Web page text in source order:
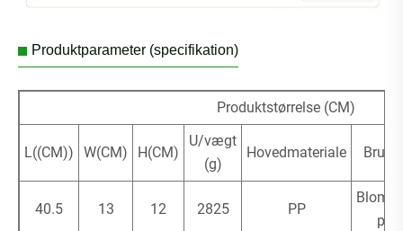
Produktparameter (specifikation)
Produktstørrelse (CM)
L((CM)) W(CM) H(CM)
U/vægt
(g)
Hovedmateriale Brugt
40.5 13 12 2825 PP